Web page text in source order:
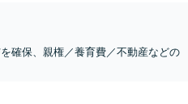
確保、親権／養育費／不動産などの